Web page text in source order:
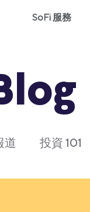
SoFi 服務
道 投資 101